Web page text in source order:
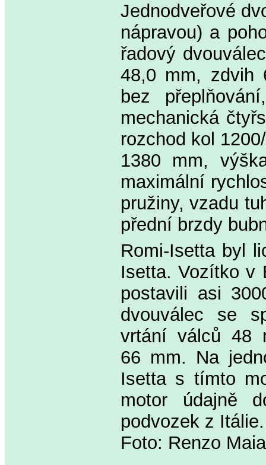
Jednodveřové
nápravou) a
řadový
48,0 mm, zdvih
bez
mechanická
rozchod kol
1380 mm,
maximální
pružiny, vzadu
přední brzdy
Romi-Isetta byl
Isetta. Vozítko v
postavili asi
dvouválec se
vrtání válců 48
66 mm. Na
Isetta s tímto
motor údajně
podvozek z
Foto: Renzo